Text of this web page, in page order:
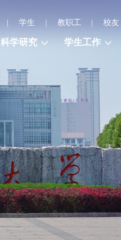
| 学生 | 教职工 | 校友
科学研究 学生工作